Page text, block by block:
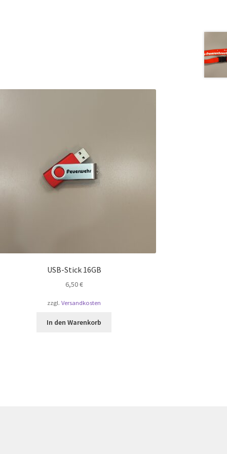
USB-Stick 16GB
6,50€
zzgl.Versandkosten
In den Warenkorb